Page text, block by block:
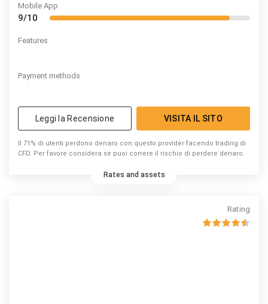
Mobile App
9/10
Features
Payment methods
Leggi la Recensione VISITA IL SITO
Il 71% di utenti perdono denaro con questo provider facendo trading di
CFD. Per favore considera se puoi correre il rischio di perdere denaro.
Rates and assets
Rating